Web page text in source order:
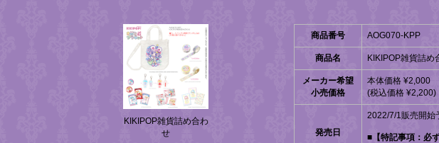
KIKIPOP雑貨詰め合わ
せ
商品番号 AOG070-KPP
商品名 KIKIPOP雑貨詰め
メーカー希望
小売価格
本体価格 ¥2,000
(税込価格 ¥2,200)
発売日
2022/7/1販売開始
■【特記事項：必